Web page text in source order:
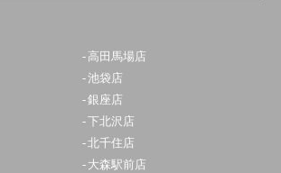
高田馬場店
池袋店
銀座店
下北沢店
北千住店
大森駅前店